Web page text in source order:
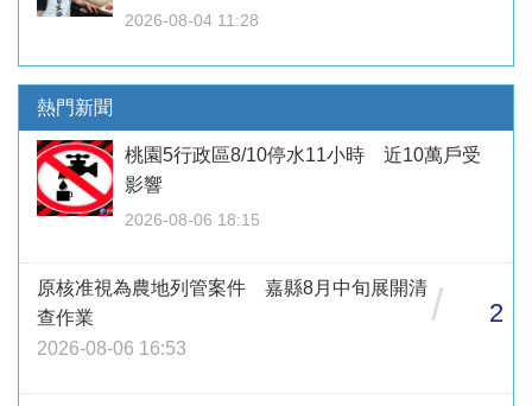
2026-08-04 11:28
熱門新聞
桃園5行政區8/10停水11小時 近10萬戶受
影響
2026-08-06 18:15
原核准視為農地列管案件 嘉縣8月中旬展開清
查作業
2026-08-06 16:53
/ 2